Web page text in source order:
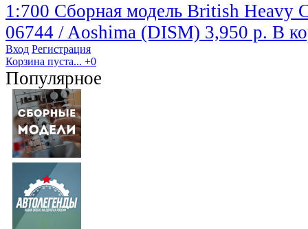
1:700 Сборная модель British Heavy
06744 / Aoshima (DISM) 3,950 р. В
Вход Регистрация
Корзина пуста... +0
Популярное